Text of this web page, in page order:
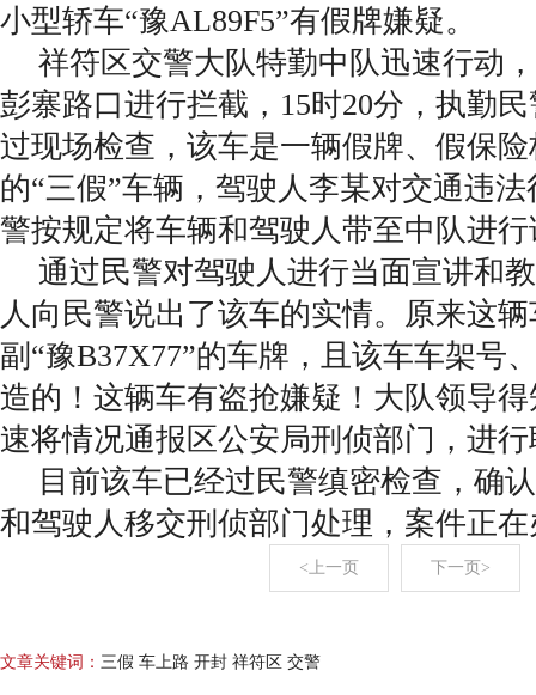
小型轿车“豫AL89F5”有假牌嫌疑。
祥符区交警大队特勤中队迅速行动
彭寨路口进行拦截，15时20分，执勤
过现场检查，该车是一辆假牌、假保
的“三假”车辆，驾驶人李某对交通违
警按规定将车辆和驾驶人带至中队进
通过民警对驾驶人进行当面宣讲和
人向民警说出了该车的实情。原来这
副“豫B37X77”的车牌，且该车车架号
造的！这辆车有盗抢嫌疑！大队领导
速将情况通报区公安局刑侦部门，进
目前该车已经过民警缜密检查，确
和驾驶人移交刑侦部门处理，案件正
<上一页 下一页>
文章关键词： 三假 车上路 开封 祥符区 交警